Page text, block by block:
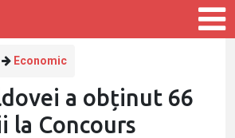
Economic
a obținut 66
la Concours